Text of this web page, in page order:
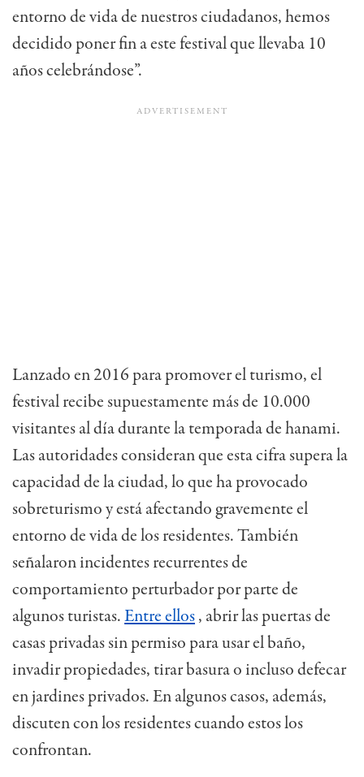
entorno de vida de nuestros ciudadanos, hemos
decidido poner fin a este festival que llevaba 10
años celebrándose”.
Lanzado en 2016 para promover el turismo, el
festival recibe supuestamente más de 10.000
visitantes al día durante la temporada de hanami.
Las autoridades consideran que esta cifra supera la
capacidad de la ciudad, lo que ha provocado
sobreturismo y está afectando gravemente el
entorno de vida de los residentes. También
señalaron incidentes recurrentes de
comportamiento perturbador por parte de
algunos turistas.Entre ellos, abrir las puertas de
casas privadas sin permiso para usar el baño,
invadir propiedades, tirar basura o incluso defecar
en jardines privados. En algunos casos, además,
discuten con los residentes cuando estos los
confrontan.